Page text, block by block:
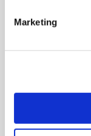
Marketing
Von